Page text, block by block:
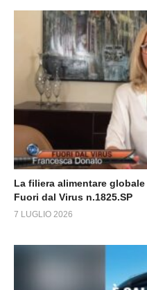
La filiera alimentare
Fuori dal Virus n.1825.SP
7 LUGLIO 2026